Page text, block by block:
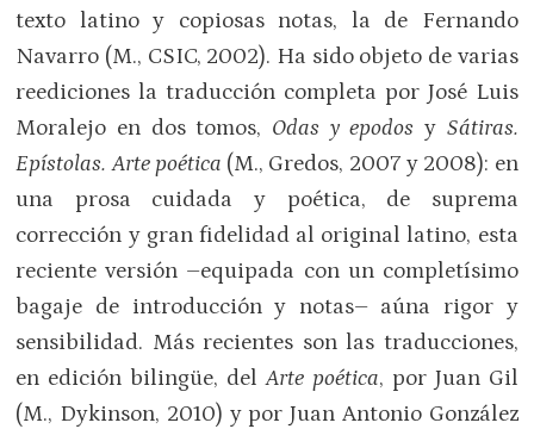
texto latino y copiosas notas, la de Fernando
Navarro (M., CSIC, 2002). Ha sido objeto de varias
reediciones la traducción completa por José Luis
Moralejo en dos tomos, Odas y epodos y Sátiras.
Epístolas. Arte poética (M., Gredos, 2007 y 2008): en
una prosa cuidada y poética, de suprema
corrección y gran fidelidad al original latino, esta
reciente versión –equipada con un completísimo
bagaje de introducción y notas– aúna rigor y
sensibilidad. Más recientes son las traducciones,
en edición bilingüe, delArte poética, por Juan Gil
(M., Dykinson, 2010) y por Juan Antonio González